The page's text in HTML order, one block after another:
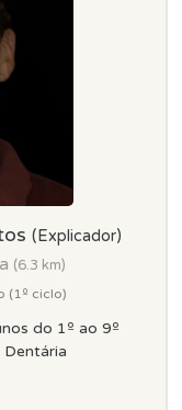
(Explicador)
(6.3 km)
(1º ciclo)
do 1º ao 9º